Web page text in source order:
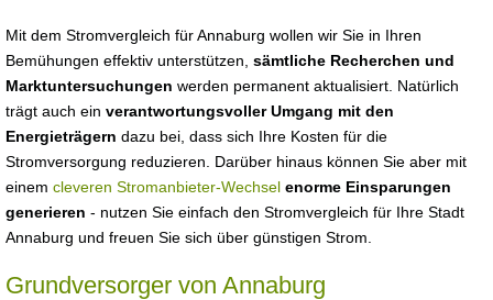
Mit dem Stromvergleich für Annaburg wollen wir Sie in Ihren
Bemühungen effektiv unterstützen, sämtliche Recherchen und
Marktuntersuchungen werden permanent aktualisiert. Natürlich
trägt auch ein verantwortungsvoller Umgang mit den
Energieträgern dazu bei, dass sich Ihre Kosten für die
Stromversorgung reduzieren. Darüber hinaus können Sie aber mit
einem cleveren Stromanbieter-Wechsel enorme Einsparungen
generieren - nutzen Sie einfach den Stromvergleich für Ihre Stadt
Annaburg und freuen Sie sich über günstigen Strom.
Grundversorger von Annaburg